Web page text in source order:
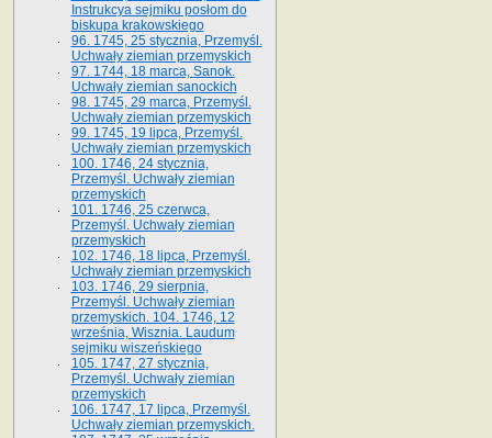
Instrukcya sejmiku posłom do
biskupa krakowskiego
96. 1745, 25 stycznia, Przemyśl.
Uchwały ziemian przemyskich
97. 1744, 18 marca, Sanok.
Uchwały ziemian sanockich
98. 1745, 29 marca, Przemyśl.
Uchwały ziemian przemyskich
99. 1745, 19 lipca, Przemyśl.
Uchwały ziemian przemyskich
100. 1746, 24 stycznia,
Przemyśl. Uchwały ziemian
przemyskich
101. 1746, 25 czerwca,
Przemyśl. Uchwały ziemian
przemyskich
102. 1746, 18 lipca, Przemyśl.
Uchwały ziemian przemyskich
103. 1746, 29 sierpnia,
Przemyśl. Uchwały ziemian
przemyskich. 104. 1746, 12
września, Wisznia. Laudum
sejmiku wiszeńskiego
105. 1747, 27 stycznia,
Przemyśl. Uchwały ziemian
przemyskich
106. 1747, 17 lipca, Przemyśl.
Uchwały ziemian przemyskich.